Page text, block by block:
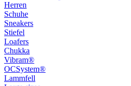
Herren
Schuhe
Sneakers
Stiefel
Loafers
Chukka
Vibram®
OCSystem®
Lammfell